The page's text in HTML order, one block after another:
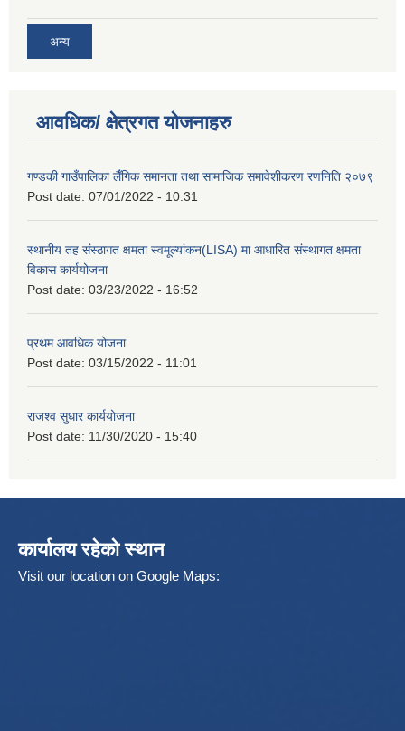
अन्य
आवधिक/ क्षेत्रगत योजनाहरु
गण्डकी गाउँपालिका लैँगिक समानता तथा सामाजिक समावेशीकरण रणनिति २०७९
Post date: 07/01/2022 - 10:31
स्थानीय तह संस्ठागत क्षमता स्वमूल्यांकन(LISA) मा आधारित संस्थागत क्षमता
विकास कार्ययोजना
Post date: 03/23/2022 - 16:52
प्रथम आवधिक योजना
Post date: 03/15/2022 - 11:01
राजश्व सुधार कार्ययोजना
Post date: 11/30/2020 - 15:40
कार्यालय रहेको स्थान
Visit our location on Google Maps: